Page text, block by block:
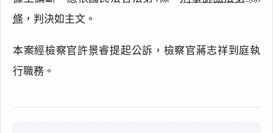
條 ，判決如主文。
本案經檢察官許景睿提起公訴，檢察官蔣志祥到庭執
行職務。
實